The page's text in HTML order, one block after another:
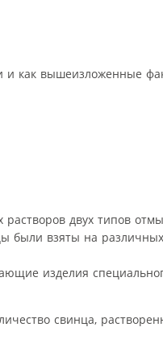
как вышеизложенные
растворов двух типов
были взяты на различных
изделия
свинца,